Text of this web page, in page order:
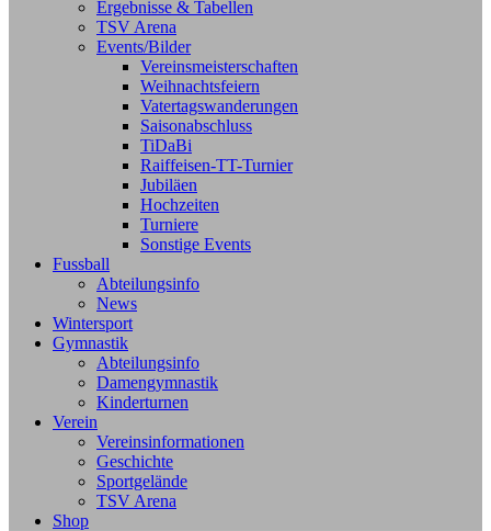
Ergebnisse & Tabellen
TSV Arena
Events/Bilder
Vereinsmeisterschaften
Weihnachtsfeiern
Vatertagswanderungen
Saisonabschluss
TiDaBi
Raiffeisen-TT-Turnier
Jubiläen
Hochzeiten
Turniere
Sonstige Events
Fussball
Abteilungsinfo
News
Wintersport
Gymnastik
Abteilungsinfo
Damengymnastik
Kinderturnen
Verein
Vereinsinformationen
Geschichte
Sportgelände
TSV Arena
Shop